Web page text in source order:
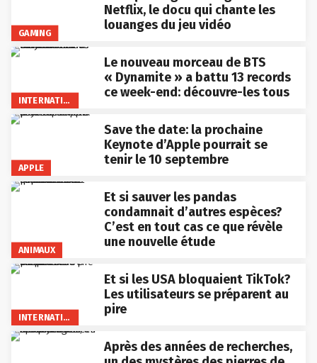
GAMING
Netflix, le docu qui chante les
louanges du jeu vidéo
INTERNATIONAL
Le nouveau morceau de BTS
« Dynamite » a battu 13 records
ce week-end: découvre-les tous
APPLE
Save the date: la prochaine
Keynote d’Apple pourrait se
tenir le 10 septembre
ANIMAUX
Et si sauver les pandas
condamnait d’autres espèces?
C’est en tout cas ce que révèle
une nouvelle étude
INTERNATIONAL
Et si les USA bloquaient TikTok?
Les utilisateurs se préparent au
pire
Après des années de recherches,